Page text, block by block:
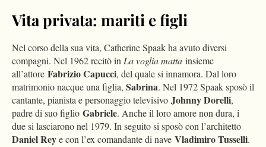
Vita privata: mariti e figli
Nel corso della sua vita, Catherine Spaak ha avuto diversi
compagni. Nel 1962 recitò inLa voglia matta insieme
all’attore Fabrizio Capucci, del quale si innamora. Dal loro
matrimonio nacque una figlia, Sabrina. Nel 1972 Spaak sposò il
cantante, pianista e personaggio televisivo Johnny Dorelli,
padre di suo figlio Gabriele. Anche il loro amore non dura, i
due si lasciarono nel 1979. In seguito si sposò con l’architetto
Daniel Reye con l’ex comandante di nave Vladimiro Tusselli.